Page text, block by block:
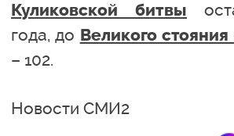
Куликовской битвы
года, до Великого
– 102.
Новости СМИ2